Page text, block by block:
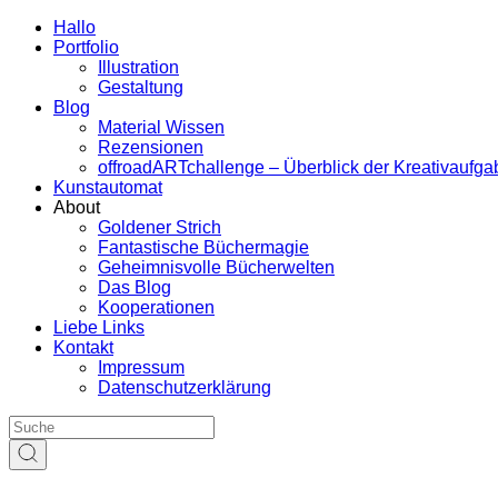
Hallo
Portfolio
Illustration
Gestaltung
Blog
Material Wissen
Rezensionen
offroadARTchallenge – Überblick der
Kunstautomat
About
Goldener Strich
Fantastische Büchermagie
Geheimnisvolle Bücherwelten
Das Blog
Kooperationen
Liebe Links
Kontakt
Impressum
Datenschutzerklärung